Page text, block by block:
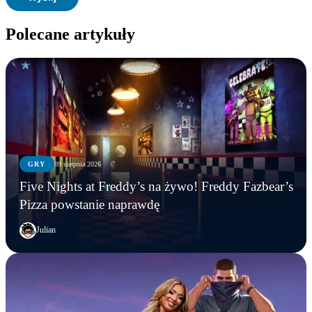
Polecane artykuły
GRY 09 sierpnia 2026
Five Nights at Freddy’s na żywo! Freddy Fazbear’s
Pizza powstanie naprawdę
Julian